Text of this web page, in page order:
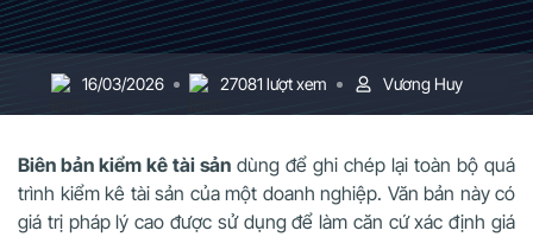
16/03/2026 27081 lượt xem Vương Huy
Biên bản kiểm kê tài sản dùng để ghi chép lại toàn bộ quá
trình kiểm kê tài sản của một doanh nghiệp. Văn bản này có
giá trị pháp lý cao được sử dụng để làm căn cứ xác định giá